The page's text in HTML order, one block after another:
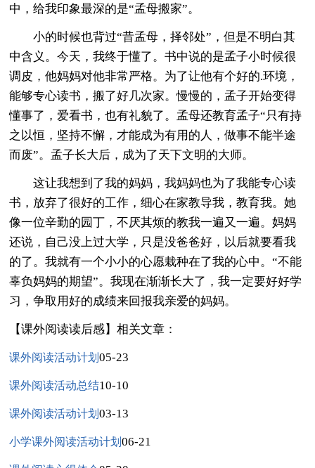
中，给我印象最深的是“孟母搬家”。
小的时候也背过“昔孟母，择邻处”，但是不明白其
中含义。今天，我终于懂了。书中说的是孟子小时候很
调皮，他妈妈对他非常严格。为了让他有个好的.环境，
能够专心读书，搬了好几次家。慢慢的，孟子开始变得
懂事了，爱看书，也有礼貌了。孟母还教育孟子“只有持
之以恒，坚持不懈，才能成为有用的人，做事不能半途
而废”。孟子长大后，成为了天下文明的大师。
这让我想到了我的妈妈，我妈妈也为了我能专心读
书，放弃了很好的工作，细心在家教导我，教育我。她
像一位辛勤的园丁，不厌其烦的教我一遍又一遍。妈妈
还说，自己没上过大学，只是没爸爸好，以后就要看我
的了。我就有一个小小的心愿栽种在了我的心中。“不能
辜负妈妈的期望”。我现在渐渐长大了，我一定要好好学
习，争取用好的成绩来回报我亲爱的妈妈。
【课外阅读读后感】相关文章：
课外阅读活动计划05-23
课外阅读活动总结10-10
课外阅读活动计划03-13
小学课外阅读活动计划06-21